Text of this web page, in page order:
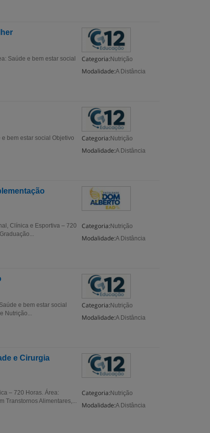
Categoria: Nutrição
Modalidade:A Distância
Saúde e bem estar social
Categoria: Nutrição
Modalidade:A Distância
bem estar social Objetivo
Categoria: Nutrição
Modalidade:A Distância
Clínica e Esportiva – 720
Categoria: Nutrição
Modalidade:A Distância
e bem estar social
Nutrição...
e Cirurgia
Categoria: Nutrição
Modalidade:A Distância
– 720 Horas. Área:
Transtornos Alimentares,...